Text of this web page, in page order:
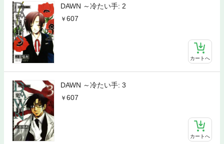
DAWN ～冷たい手: 2
607
カートへ
DAWN ～冷たい手: 3
607
カートへ